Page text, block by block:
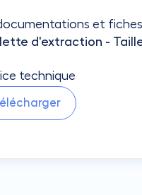
et
d'extraction - Taille
technique